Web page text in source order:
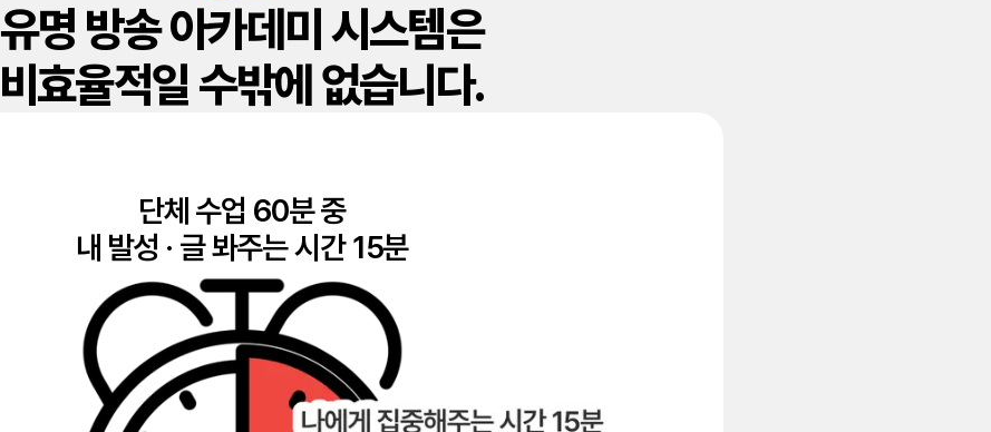
유명 방송 아카데미 시스템은
비효율적일 수밖에 없습니다.
단체 수업 60분 중
내 발성 · 글 봐주는 시간 15분